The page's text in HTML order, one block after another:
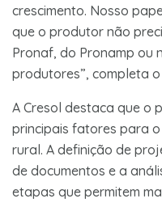
crescimento. Nosso
que o produtor não
Pronaf, do Pronamp ou
produtores”, completa o
A Cresol destaca que o
principais fatores para
rural. A definição de
de documentos e a
etapas que permitem